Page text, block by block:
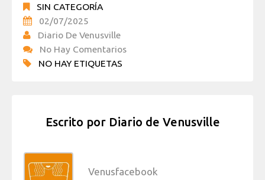
SIN CATEGORÍA
02/07/2025
Diario De Venusville
No Hay Comentarios
NO HAY ETIQUETAS
Escrito por Diario de Venusville
Venusfacebook